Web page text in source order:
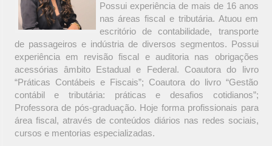
Possui experiência de mais de 16 anos
nas áreas fiscal e tributária. Atuou em
escritório de contabilidade, transporte
de passageiros e indústria de diversos segmentos. Possui
experiência em revisão fiscal e auditoria nas obrigações
acessórias âmbito Estadual e Federal. Coautora do livro
“Práticas Contábeis e Fiscais”; Coautora do livro “Gestão
contábil e tributária: práticas e desafios cotidianos”;
Professora de pós-graduação. Hoje forma profissionais para
área fiscal, através de conteúdos diários nas redes sociais,
cursos e mentorias especializadas.